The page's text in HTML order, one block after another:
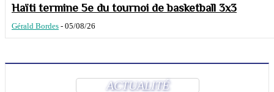
Haïti termine 5e du tournoi de basketball 3x3
Gérald Bordes - 05/08/26
ACTUALITÉ